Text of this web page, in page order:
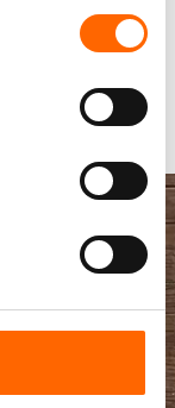
den
von Alpina